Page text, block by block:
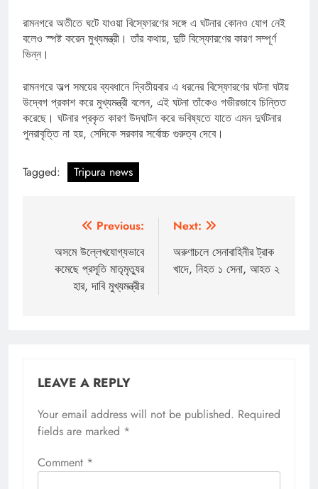
রামনগরে অতীতে ঘটে যাওয়া বিস্ফোরণের সঙ্গে এ ঘটনার কোনও যোগ নেই
বলেও স্পষ্ট করেন মুখ্যমন্ত্রী। তাঁর কথায়, দুটি বিস্ফোরণের কারণ সম্পূর্ণ
ভিন্ন।
রামনগরে অল্প সময়ের ব্যবধানে দ্বিতীয়বার এ ধরনের বিস্ফোরণের ঘটনা ঘটায়
উদ্বেগ প্রকাশ করে মুখ্যমন্ত্রী বলেন, এই ঘটনা তাঁকেও গভীরভাবে চিন্তিত
করেছে। ঘটনার প্রকৃত কারণ উদঘাটন করে ভবিষ্যতে যাতে এমন দুর্ঘটনার
পুনরাবৃত্তি না হয়, সেদিকে সরকার সর্বোচ্চ গুরুত্ব দেবে।
Tagged: Tripura news
navigation
Previous:
অসমে উল্লেখযোগ্যভাবে
কমেছে প্রসূতি মাতৃমৃত্যুর
হার, দাবি মুখ্যমন্ত্রীর
Next:
অরুণাচলে সেনাবাহিনীর ট্রাক
খাদে, নিহত ১ সেনা, আহত ২
LEAVE A REPLY
Your email address will not be published. Required
fields are marked *
Comment *